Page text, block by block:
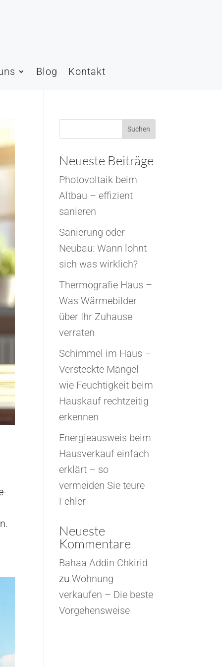
Blog Kontakt
Suchen
Neueste Beiträge
Photovoltaik beim
Altbau – effizient
sanieren
Sanierung oder
Neubau: Wann lohnt
sich was wirklich?
Thermografie Haus –
Was Wärmebilder
über Ihr Zuhause
verraten
Schimmel im Haus –
Versteckte Mängel
wie Feuchtigkeit beim
Hauskauf rechtzeitig
erkennen
Energieausweis beim
Hausverkauf einfach
erklärt – so
vermeiden Sie teure
Fehler
Neueste
Kommentare
Bahaa Addin Chkirid
zuWohnung
verkaufen – Die beste
Vorgehensweise